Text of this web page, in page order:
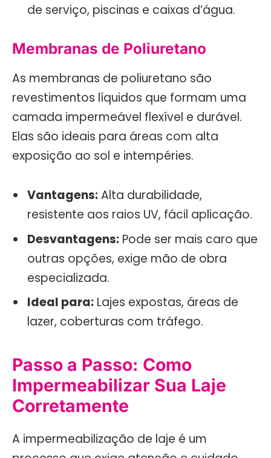
de serviço, piscinas e caixas d’água.
Membranas de Poliuretano
As membranas de poliuretano são
revestimentos líquidos que formam uma
camada impermeável flexível e durável.
Elas são ideais para áreas com alta
exposição ao sol e intempéries.
Vantagens:Alta durabilidade,
resistente aos raios UV, fácil aplicação.
Desvantagens: Pode ser mais caro que
outras opções, exige mão de obra
especializada.
Ideal para: Lajes expostas, áreas de
lazer, coberturas com tráfego.
Passo a Passo: Como
Impermeabilizar Sua Laje
Corretamente
A impermeabilização de laje é um